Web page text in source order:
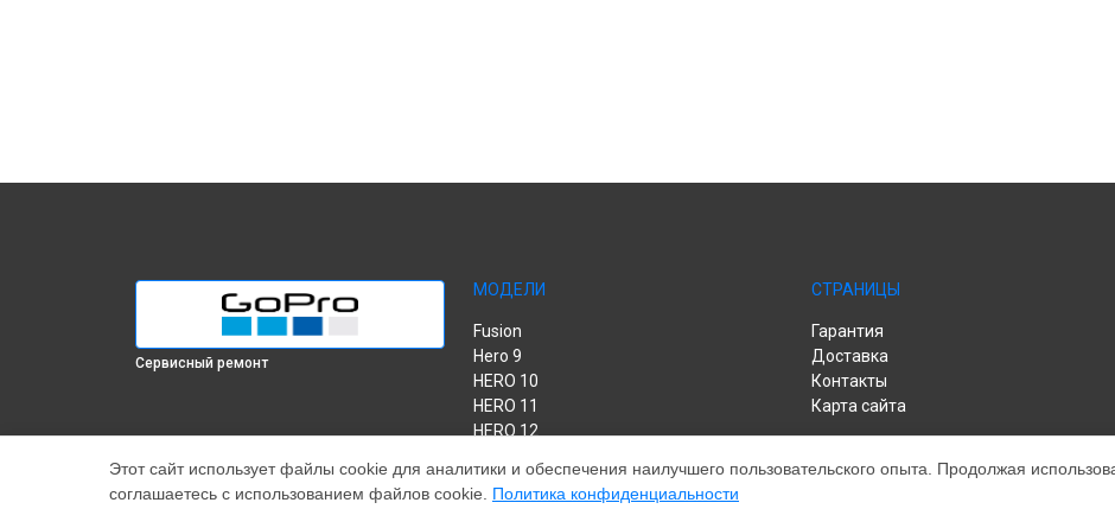
Сервисный ремонт
МОДЕЛИ
Fusion
Hero 9
HERO 10
HERO 11
HERO 12
HERO 8
СТРАНИЦЫ
Гарантия
Доставка
Контакты
Карта сайта
Этот сайт использует файлы cookie для аналитики и обеспечения наилучшего пользовательского опыта. Продолжая
соглашаетесь с использованием файлов cookie. Политика конфиденциальности